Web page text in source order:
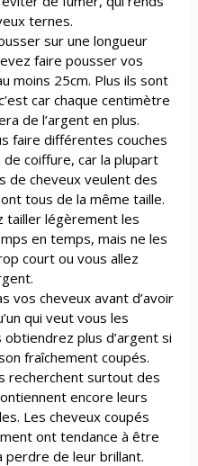
ternes.
sur une longueur
faire pousser vos
moins 25cm. Plus ils sont
car chaque centimètre
de l’argent en plus.
faire différentes couches
de coiffure, car la plupart
de cheveux veulent des
tous de la même taille.
tailler légèrement les
en temps, mais ne les
court ou vous allez
vos cheveux avant d’avoir
qui veut vous les
plus d’argent si
fraîchement coupés.
recherchent surtout des
encore leurs
Les cheveux coupés
ont tendance à être
perdre de leur brillant.